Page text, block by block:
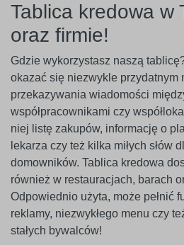
Tablica kredowa w
oraz firmie!
Gdzie wykorzystasz naszą
okazać się niezwykle przydatnym
przekazywania wiadomości
współpracownikami czy
niej listę zakupów, informację o
lekarza czy też kilka miłych słów
domowników. Tablica kredowa
również w restauracjach, barach
Odpowiednio użyta, może pełnić
reklamy, niezwykłego menu czy
stałych bywalców!